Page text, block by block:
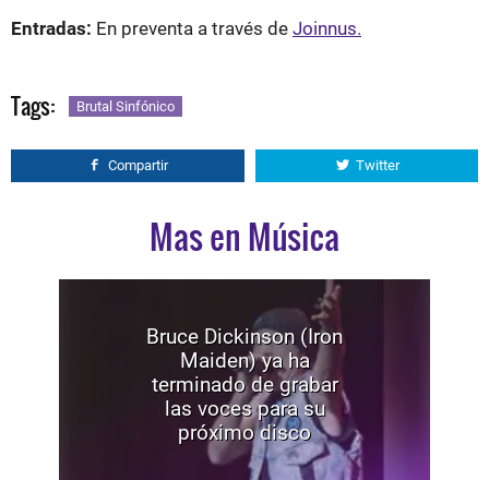
Entradas: En preventa a través de Joinnus.
Tags: Brutal Sinfónico
Compartir Twitter
Mas en Música
Bruce Dickinson (Iron
Maiden) ya ha
terminado de grabar
las voces para su
próximo disco